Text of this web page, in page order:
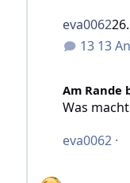
13
eva0062
Am Rande
Was
eva0062 ·